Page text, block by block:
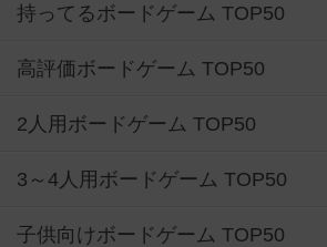
持ってるボードゲーム TOP50
高評価ボードゲーム TOP50
2人用ボードゲーム TOP50
3～4人用ボードゲーム TOP50
子供向けボードゲーム TOP50